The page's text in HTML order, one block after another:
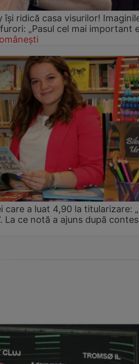
își ridică casa visurilor!
„Pasul cel mai important
care a luat 4,90 la titularizare:
La ce notă a ajuns după